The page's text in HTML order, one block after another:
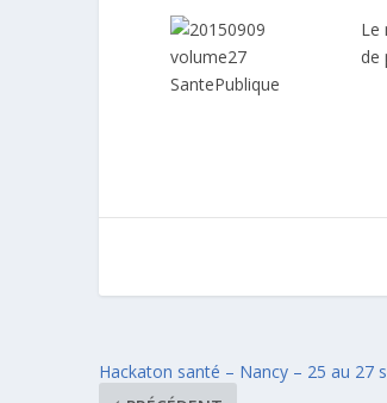
Le
de
Hackaton santé – Nancy – 25 au 27